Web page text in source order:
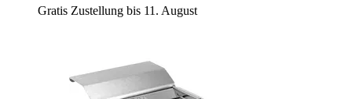
Gratis Zustellung bis 11. August